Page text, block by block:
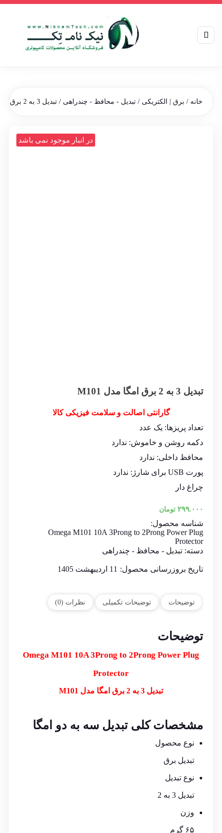
خانه / برق | الکتریکی / تبدیل - محافظ - چندراهی / تبدیل 3 به 2 برق امگا مدل M101
تبدیل 3 به 2 برق امگا مدل M101
گارانتی اصالت و سلامت فیزیکی کالا
تعداد پریزها: یک عدد
دکمه روشن و خاموش: ندارد
محافظ داخلی: ندارد
پورت USB برای شارژ: ندارد
چراغ دار
۲۹۹.۰۰۰ تومان
در انبار موجود نمی باشد
شناسه محصول:
Omega M101 10A 3Prong to 2Prong Power Plug
Protector
دسته: تبدیل - محافظ - چندراهی
تاریخ بروزرسانی محصول: 11 اردیبهشت 1405
توضیحات توضیحات تکمیلی نظرات (0)
توضیحات
Omega M101 10A3Prong to 2Prong Power Plug
Protector
تبدیل 3 به 2 برق امگا مدل M101
مشخصات کلی تبدیل سه به دو امگا
نوع محصول
تبدیل برق
نوع تبدیل
تبدیل 3 به 2
وزن
۶۵ گرم